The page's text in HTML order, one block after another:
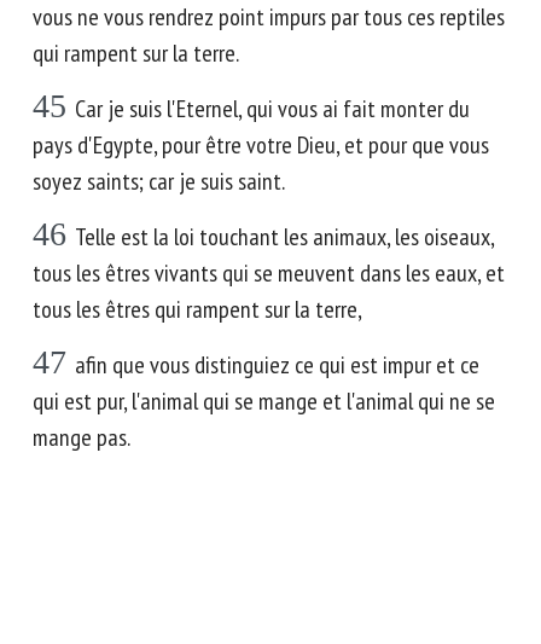
vous ne vous rendrez point impurs par tous ces reptiles
qui rampent sur la terre.
45 Car je suis l'Eternel, qui vous ai fait monter du
pays d'Egypte, pour être votre Dieu, et pour que vous
soyez saints; car je suis saint.
46 Telle est la loi touchant les animaux, les oiseaux,
tous les êtres vivants qui se meuvent dans les eaux, et
tous les êtres qui rampent sur la terre,
47 afin que vous distinguiez ce qui est impur et ce
qui est pur, l'animal qui se mange et l'animal qui ne se
mange pas.